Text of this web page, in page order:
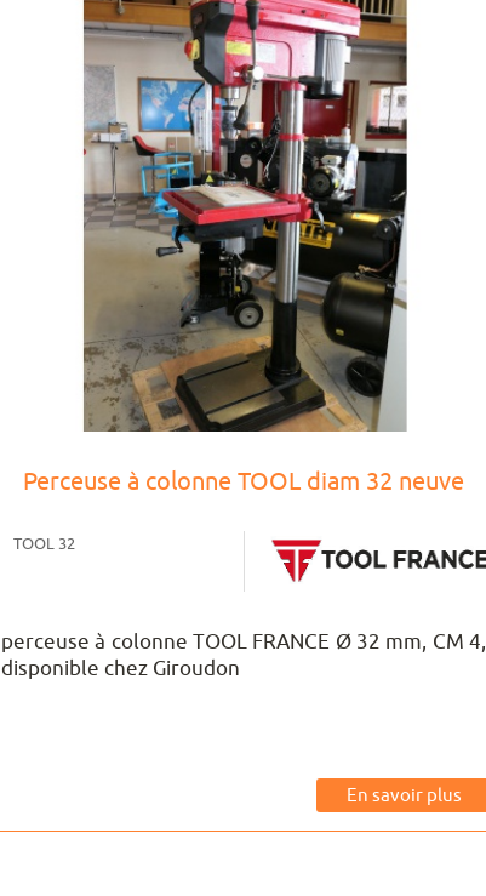
Perceuse à colonne TOOL diam 32 neuve
TOOL 32
perceuse à colonne TOOL FRANCE Ø 32 mm, CM 4,
disponible chez Giroudon
En savoir plus